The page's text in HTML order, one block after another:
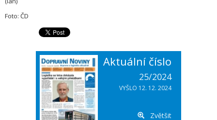
Foto: ČD
Aktuální číslo
25/2024
VYŠLO 12. 12. 2024
Zvětšit